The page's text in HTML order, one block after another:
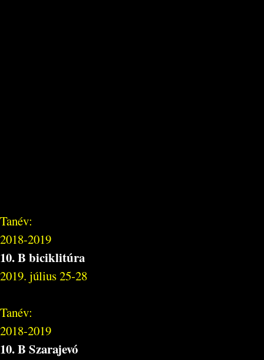
Tanév:
2018-2019
10. B biciklitúra
2019. július 25-28
Tanév:
2018-2019
10. B Szarajevó